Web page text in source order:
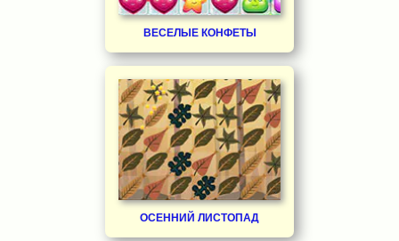
ВЕСЕЛЫЕ КОНФЕТЫ
ОСЕННИЙ ЛИСТОПАД